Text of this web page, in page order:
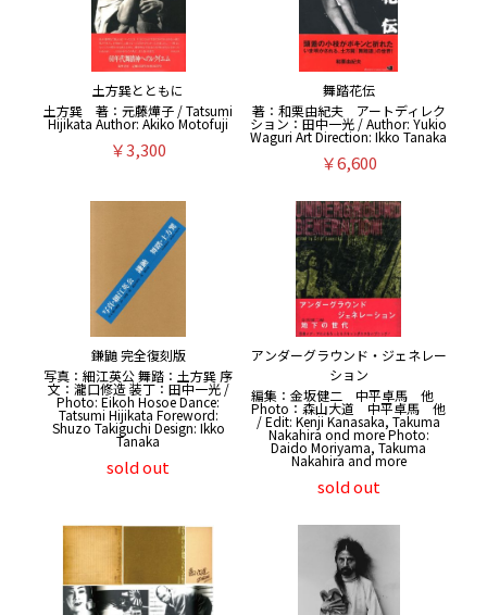
土方巽とともに
土方巽 著：元藤燁子 / Tatsumi
Hijikata Author: Akiko Motofuji
￥3,300
舞踏花伝
著：和栗由紀夫 アートディレク
ション：田中一光 / Author: Yukio
Waguri Art Direction: Ikko Tanaka
￥6,600
鎌鼬 完全復刻版
写真：細江英公 舞踏：土方巽 序
文：瀧口修造 装丁：田中一光 /
Photo: Eikoh Hosoe Dance:
Tatsumi Hijikata Foreword:
Shuzo Takiguchi Design: Ikko
Tanaka
sold out
アンダーグラウンド・ジェネレー
ション
編集：金坂健二 中平卓馬 他
Photo：森山大道 中平卓馬 他
/ Edit: Kenji Kanasaka, Takuma
Nakahira ond more Photo:
Daido Moriyama, Takuma
Nakahira and more
sold out